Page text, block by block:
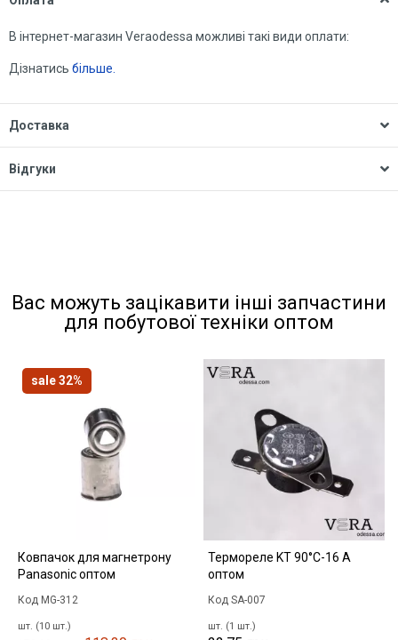
В інтернет-магазин Veraodessa можливі такі види оплати:
Дізнатись більше.
Доставка
Відгуки
Вас можуть зацікавити інші запчастини
для побутової техніки оптом
Ковпачок для магнетрону
Panasonic оптом
Код MG-312
шт. (10 шт.)
sale 32%
Термореле KT 90°C-16 А
оптом
Код SA-007
шт. (1 шт.)